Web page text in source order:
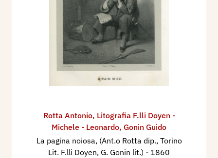
Rotta Antonio, Litografia F.lli Doyen -
Michele - Leonardo, Gonin Guido
La pagina noiosa, (Ant.o Rotta dip., Torino
Lit. F.lli Doyen, G. Gonin lit.) - 1860